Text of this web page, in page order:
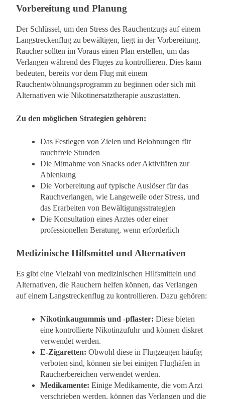
Vorbereitung und Planung
Der Schlüssel, um den Stress des Rauchentzugs auf einem
Langstreckenflug zu bewältigen, liegt in der Vorbereitung.
Raucher sollten im Voraus einen Plan erstellen, um das
Verlangen während des Fluges zu kontrollieren. Dies kann
bedeuten, bereits vor dem Flug mit einem
Rauchentwöhnungsprogramm zu beginnen oder sich mit
Alternativen wie Nikotinersatztherapie auszustatten.
Zu den möglichen Strategien gehören:
Das Festlegen von Zielen und Belohnungen für
rauchfreie Stunden
Die Mitnahme von Snacks oder Aktivitäten zur
Ablenkung
Die Vorbereitung auf typische Auslöser für das
Rauchverlangen, wie Langeweile oder Stress, und
das Erarbeiten von Bewältigungsstrategien
Die Konsultation eines Arztes oder einer
professionellen Beratung, wenn erforderlich
Medizinische Hilfsmittel und Alternativen
Es gibt eine Vielzahl von medizinischen Hilfsmitteln und
Alternativen, die Rauchern helfen können, das Verlangen
auf einem Langstreckenflug zu kontrollieren. Dazu gehören:
Nikotinkaugummis und -pflaster: Diese bieten
eine kontrollierte Nikotinzufuhr und können diskret
verwendet werden.
E-Zigaretten: Obwohl diese in Flugzeugen häufig
verboten sind, können sie bei einigen Flughäfen in
Raucherbereichen verwendet werden.
Medikamente: Einige Medikamente, die vom Arzt
verschrieben werden, können das Verlangen und die